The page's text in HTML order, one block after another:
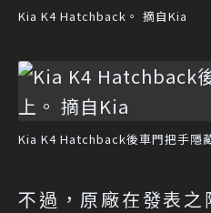
Kia K4 Hatchback。 摘自Kia
Kia K4 Hatchback後車門把手隱
不過，原廠在發表